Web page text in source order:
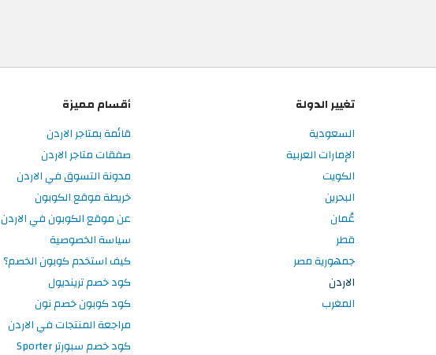
تغيير الدولة
السعودية
الإمارات العربية
الكويت
البحرين
عُمان
قطر
جمهورية مصر
الاردن
المغرب
أقسام مميزة
قائمة بمتاجر الاردن
صفقات متاجر الاردن
مدونة التسوق في الاردن
خريطة موقع الكوبون
عن موقع الكوبون في الاردن
سياسة الخصوصية
كيف استخدم كوبون الخصم؟
كود خصم ترينديول
كود كوبون خصم نون
مراجعة المنتجات في الاردن
كود خصم سبورتر Sporter